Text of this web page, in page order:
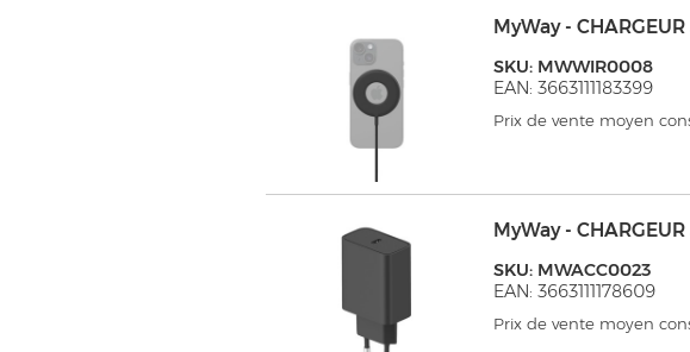
MyWay -
SKU: MWWIR0008
EAN: 3663111183399
Prix de vente moyen
MyWay -
SKU: MWACC0023
EAN: 3663111178609
Prix de vente moyen